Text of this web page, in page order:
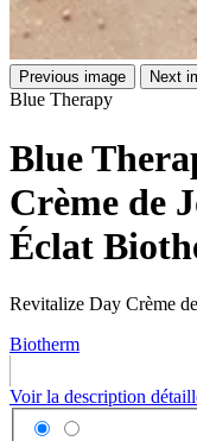
Previous image Next
Blue Therapy
Blue
Crème de
Éclat
Revitalize Day Crème
Biotherm
Voir la description